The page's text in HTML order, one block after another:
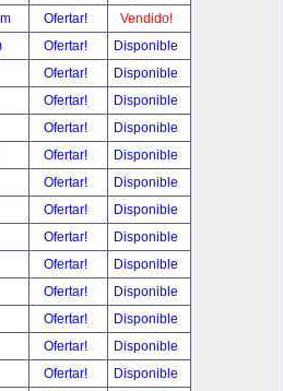
Ofertar!
Vendido!
Ofertar!
Disponible
Ofertar!
Disponible
Ofertar!
Disponible
Ofertar!
Disponible
Ofertar!
Disponible
Ofertar!
Disponible
Ofertar!
Disponible
Ofertar!
Disponible
Ofertar!
Disponible
Ofertar!
Disponible
Ofertar!
Disponible
Ofertar!
Disponible
Ofertar!
Disponible